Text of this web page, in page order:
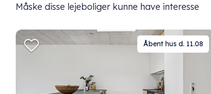
Måske disse lejeboliger kunne have interesse
Åbent hus d. 11.08